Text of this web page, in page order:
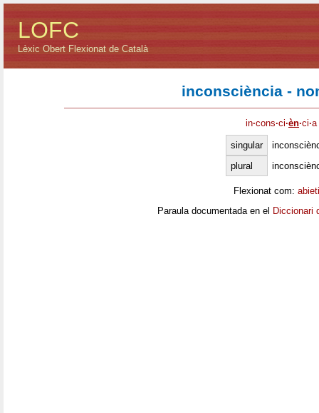
LOFC
Lèxic Obert Flexionat de Català
inconsciència -
in·cons·ci·èn·ci·a
singular
plural
Flexionat com:
Paraula documentada en el Diccionari